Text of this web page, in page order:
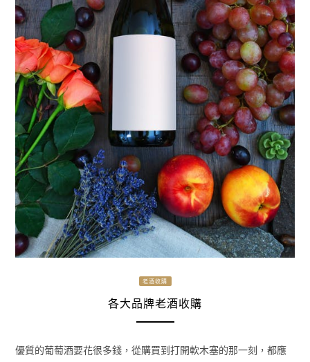
老酒收購
各大品牌老酒收購
優質的葡萄酒要花很多錢，從購買到打開軟木塞的那一刻，都應